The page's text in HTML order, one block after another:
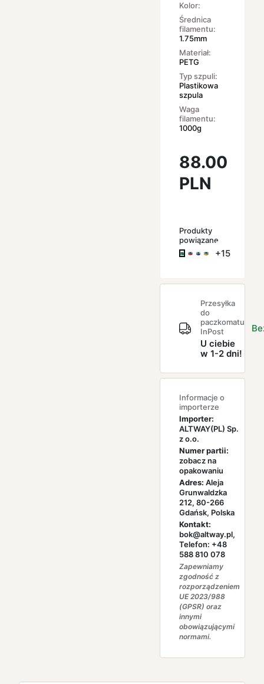
Kolor:
Średnica
filamentu:
1.75mm
Materiał:
PETG
Typ szpuli:
Plastikowa
szpula
Waga
filamentu:
1000g
88.00
PLN
Produkty
powiązane
+15
Przesyłka
do
paczkomatu
InPost
U ciebie
w 1-2 dni!
Informacje o
importerze
Importer:
ALTWAY(PL) Sp.
z o.o.
Numer partii:
zobacz na
opakowaniu
Adres: Aleja
Grunwaldzka
212, 80-266
Gdańsk, Polska
Kontakt:
bok@altway.pl,
Telefon: +48
588 810 078
Zapewniamy
zgodność z
rozporządzeniem
UE 2023/988
(GPSR) oraz
innymi
obowiązującymi
normami.